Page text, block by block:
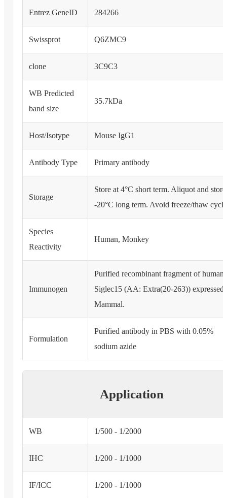
Entrez GeneID 284266
Swissprot Q6ZMC9
clone 3C9C3
WB Predicted
band size
35.7kDa
Host/Isotype Mouse IgG1
Antibody Type Primary antibody
Storage
Store at 4°C short term. Aliquot and store
-20°C long term. Avoid freeze/thaw
Species
Reactivity
Human, Monkey
Immunogen
Purified recombinant fragment of human
Siglec15 (AA: Extra(20-263)) expressed
Mammal.
Formulation
Purified antibody in PBS with 0.05%
sodium azide
Application
WB 1/500 - 1/2000
IHC 1/200 - 1/1000
IF/ICC 1/200 - 1/1000